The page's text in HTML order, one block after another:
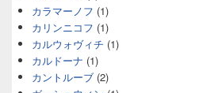
カラマーノフ (1)
カリンニコフ (1)
カルウォヴィチ (1)
カルドーナ (1)
カントルーブ (2)